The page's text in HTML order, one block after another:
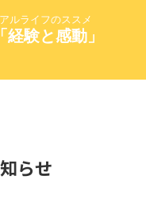
ルライフのススメ
験と感動」
らせ